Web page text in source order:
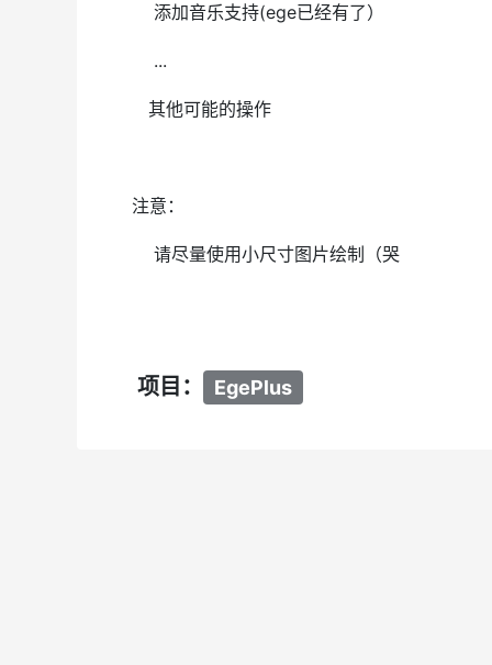
添加音乐支持(ege已经有了）
...
其他可能的操作
注意：
请尽量使用小尺寸图片绘制（哭
项目： EgePlus